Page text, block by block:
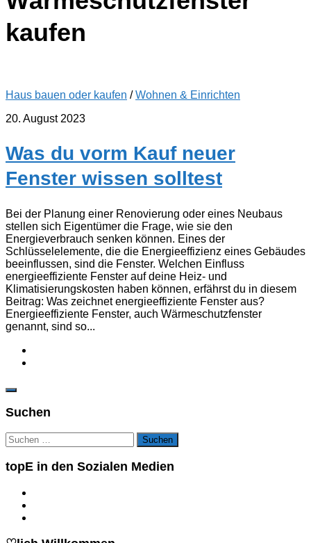
kaufen
Haus bauen oder kaufen /Wohnen & Einrichten
20. August 2023
Was du vorm Kauf neuer
Fenster wissen solltest
Bei der Planung einer Renovierung oder eines Neubaus
stellen sich Eigentümer die Frage, wie sie den
Energieverbrauch senken können. Eines der
Schlüsselelemente, die die Energieeffizienz eines Gebäudes
beeinflussen, sind die Fenster. Welchen Einfluss
energieeffiziente Fenster auf deine Heiz- und
Klimatisierungskosten haben können, erfährst du in diesem
Beitrag: Was zeichnet energieeffiziente Fenster aus?
Energieeffiziente Fenster, auch Wärmeschutzfenster
genannt, sind so...
Suchen
Suchen
nach:
topE in den Sozialen Medien